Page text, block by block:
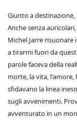
Giunto a
Anche senza
Michel Jarre
a tirarmi fuori da
parole faceva della
morte, la vita, l'amore,
sfidavano la linea
sugli avvenimenti.
avventurato in un